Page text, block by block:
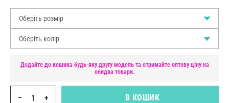
Оберіть розмір
Оберіть колір
Додайте до кошика будь-яку другу модель та отримайте оптову ціну на
обидва товари.
− + В КОШИК